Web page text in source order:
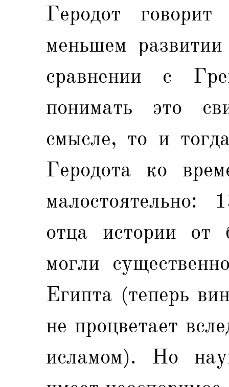
Геродот
меньшем
сравнении с
понимать это
смысле, то и
Геродота ко
малостоятельно:
отца истории от
могли
Египта (теперь
не процветает
исламом). Но